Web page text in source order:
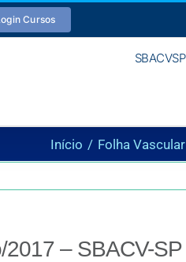
Cursos
SBACVSP
Início Folha Vascular
2017 – SBACV-SP